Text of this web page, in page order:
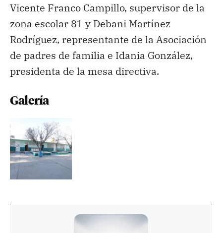
Vicente Franco Campillo, supervisor de la
zona escolar 81 y Debani Martínez
Rodríguez, representante de la Asociación
de padres de familia e Idania González,
presidenta de la mesa directiva.
Galería